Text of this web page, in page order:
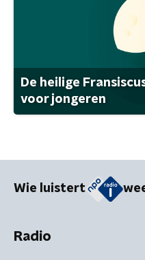
De heilige
voor jongeren
Wie luistert
Radio